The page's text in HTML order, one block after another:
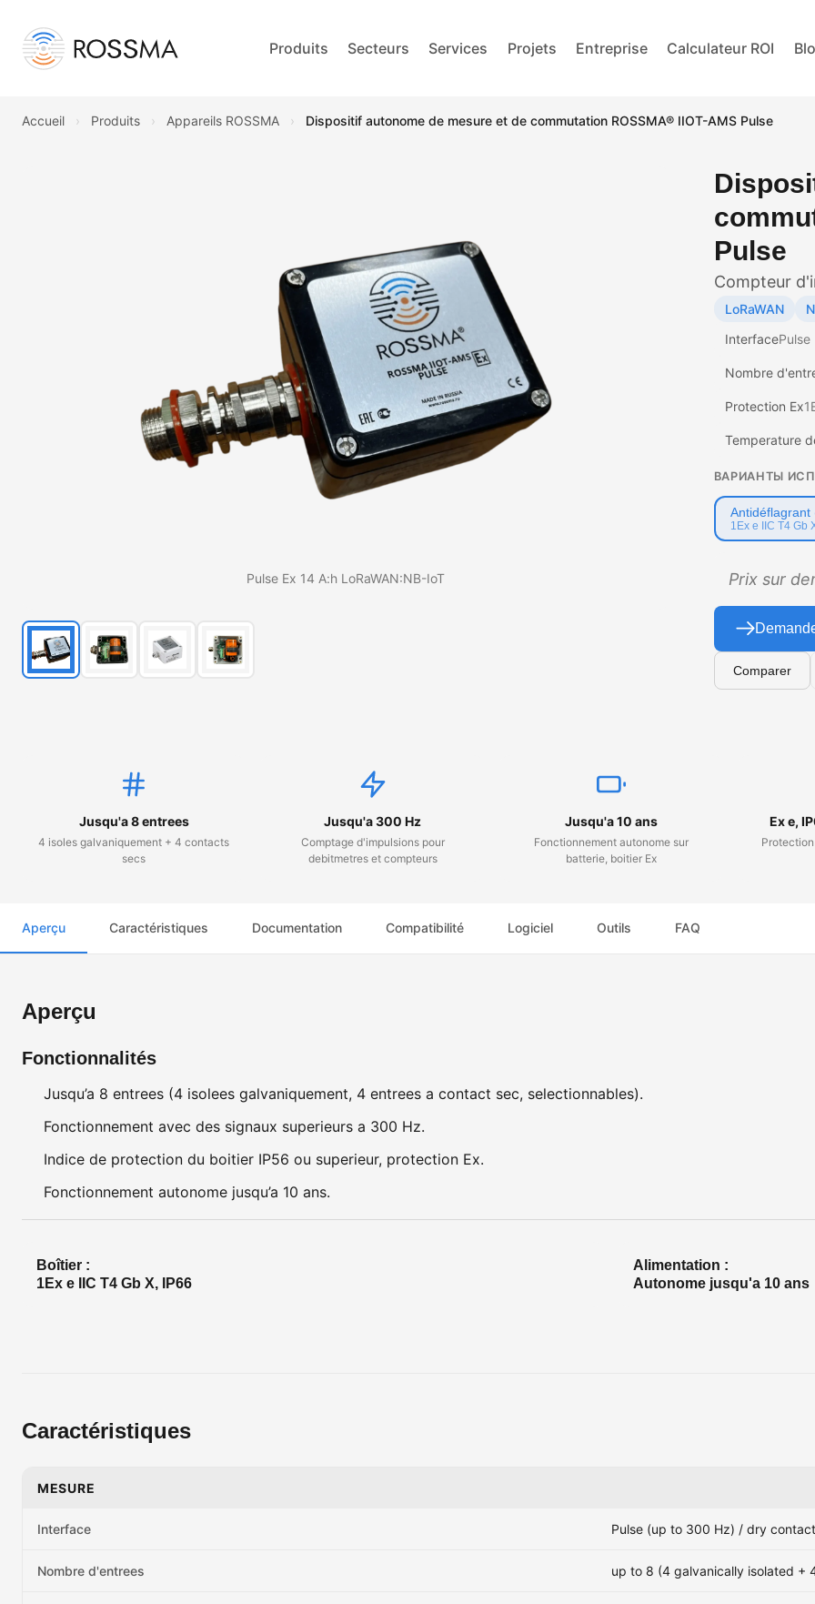
Produits Secteurs Services Projets Entreprise Calculateur ROI
Accueil › Produits › Appareils ROSSMA › Dispositif autonome de mesure et de commutation ROSSMA® IIOT-AMS Pulse
Pulse Ex 14 A:h LoRaWAN:NB-IoT
Pulse
Compteur
LoRaWAN
Interface
Nombre
Protection Ex
Temperature
ВАРИАНТЫ
Antidéflagrant
1Ex e IIC T4 Gb
Prix sur
Comparer
Jusqu'a 8 entrees
4 isoles galvaniquement + 4 contacts
secs
Jusqu'a 300 Hz
Comptage d'impulsions pour
debitmetres et compteurs
Jusqu'a 10 ans
Fonctionnement autonome sur
batterie, boitier Ex
Ex e,
Aperçu Caractéristiques Documentation Compatibilité Logiciel Outils FAQ
Aperçu
Fonctionnalités
Jusqu’a 8 entrees (4 isolees galvaniquement, 4 entrees a contact sec, selectionnables).
Fonctionnement avec des signaux superieurs a 300 Hz.
Indice de protection du boitier IP56 ou superieur, protection Ex.
Fonctionnement autonome jusqu’a 10 ans.
Boîtier :
1Ex e IIC T4 Gb X, IP66
Alimentation :
Autonome jusqu'a 10 ans
Caractéristiques
MESURE
Interface Pulse (up to 300 Hz) / dry contact
Nombre d'entrees up to 8 (4 galvanically isolated +